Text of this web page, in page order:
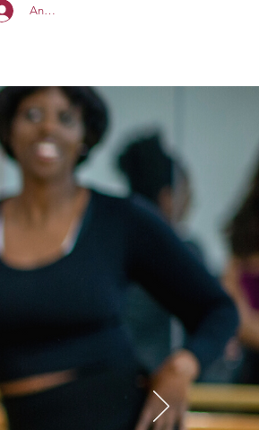
Anmelden